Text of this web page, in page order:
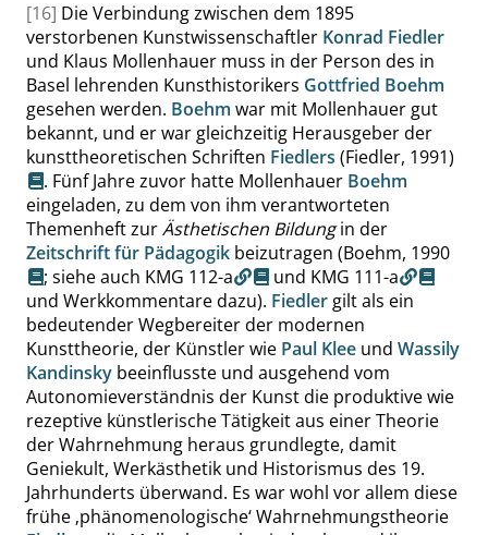
[16] Die Verbindung zwischen dem 1895
verstorbenen Kunstwissenschaftler Konrad Fiedler
und Klaus Mollenhauer muss in der Person des in
Basel lehrenden Kunsthistorikers Gottfried Boehm
gesehen werden. Boehm war mit Mollenhauer gut
bekannt, und er war gleichzeitig Herausgeber der
kunsttheoretischen Schriften Fiedlers (Fiedler, 1991)
. Fünf Jahre zuvor hatte Mollenhauer Boehm
eingeladen, zu dem von ihm verantworteten
Themenheft zurÄsthetischen Bildungin der
Zeitschrift für Pädagogik beizutragen (Boehm, 1990
; siehe auch KMG 112-a und KMG 111-a
und Werkkommentare dazu). Fiedler gilt als ein
bedeutender Wegbereiter der modernen
Kunsttheorie, der Künstler wie Paul Klee und Wassily
Kandinsky beeinflusste und ausgehend vom
Autonomieverständnis der Kunst die produktive wie
rezeptive künstlerische Tätigkeit aus einer Theorie
der Wahrnehmung heraus grundlegte, damit
Geniekult, Werkästhetik und Historismus des 19.
Jahrhunderts überwand. Es war wohl vor allem diese
frühe ‚phänomenologische‘Wahrnehmungstheorie